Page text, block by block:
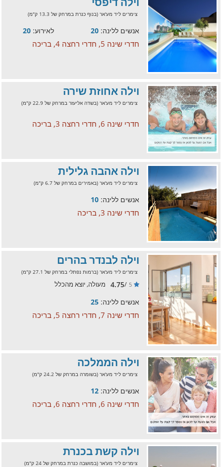
צימרים ליד מע'אר (בנוף כנרת במרחק של 13.3 ק"מ)
אנשים ללינה: 20 לאירוע: 20
חדרי שינה 5, חדרי רחצה 4, בריכה
וילה אחוזת שירה
צימרים ליד מע'אר (בשדה אליעזר במרחק של 22.9 ק"מ)
חדרי שינה 6, חדרי רחצה 3, בריכה
וילה אהבה גלילית
צימרים ליד מע'אר (באמירים במרחק של 6.7 ק"מ)
אנשים ללינה: 10
חדרי שינה 3, בריכה
וילה לבנדר בהרים
צימרים ליד מע'אר (ברמות נפתלי במרחק של 27.1 ק"מ)
5
/
4.75 מעולה, יוצא מהכלל
אנשים ללינה: 25
חדרי שינה 7, חדרי רחצה 5, בריכה
וילה הממלכה
צימרים ליד מע'אר (בשומרה במרחק של 24.2 ק"מ)
אנשים ללינה: 12
חדרי שינה 6, חדרי רחצה 6, בריכה
וילה קשת בכנרת
צימרים ליד מע'אר (במושבה כנרת במרחק של 24 ק"מ)